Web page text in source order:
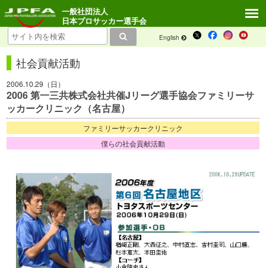
English
一般社団法人
日本プロサッカー選手会
社会貢献活動
2006.10.29（日）
2006 第一三共株式会社共催Jリーグ選手協会ファミリーサ
ッカークリニック（名古屋）
ファミリーサッカークリニック
僕らの社会貢献活動